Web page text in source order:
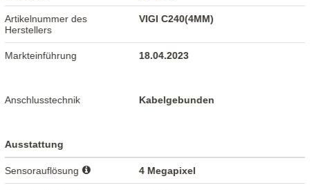
Artikelnummer des
Herstellers
VIGI C240(4MM)
Markteinführung 18.04.2023
Anschlusstechnik Kabelgebunden
Ausstattung
Sensorauflösung 4 Megapixel